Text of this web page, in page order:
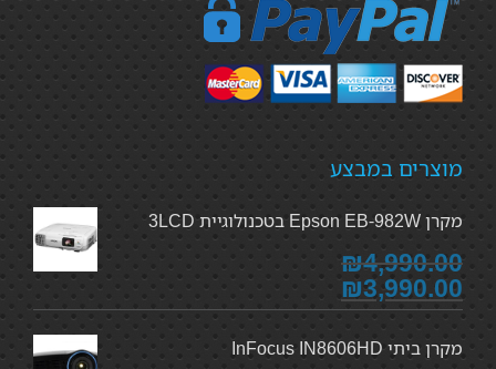
מוצרים במבצע
מקרן Epson EB-982W בטכנולוגיית 3LCD
₪4,990.00
₪3,990.00
מקרן ביתי InFocus IN8606HD